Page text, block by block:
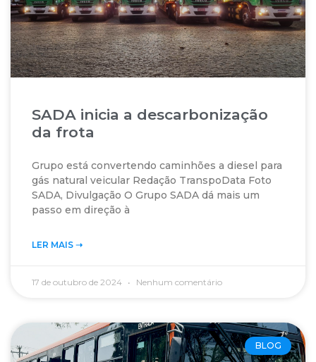
SADA inicia a descarbonização
da frota
Grupo está convertendo caminhões a diesel para
gás natural veicular Redação TranspoData Foto
SADA, Divulgação O Grupo SADA dá mais um
passo em direção à
LER MAIS ➝‬
17 de outubro de 2024 Nenhum comentário
BLOG